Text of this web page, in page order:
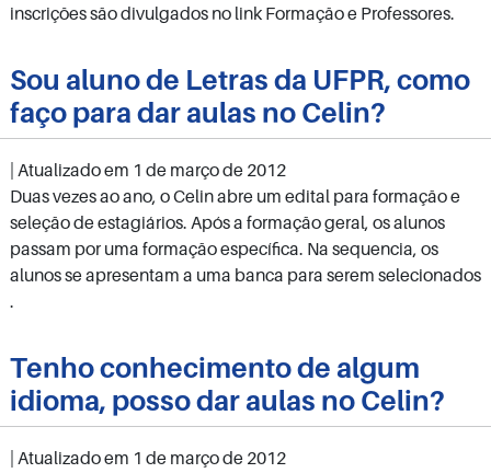
inscrições são divulgados no link Formação e Professores.
Sou aluno de Letras da UFPR, como
faço para dar aulas no Celin?
| Atualizado em 1 de março de 2012
Duas vezes ao ano, o Celin abre um edital para formação e
seleção de estagiários. Após a formação geral, os alunos
passam por uma formação específica. Na sequencia, os
alunos se apresentam a uma banca para serem selecionados
.
Tenho conhecimento de algum
idioma, posso dar aulas no Celin?
| Atualizado em 1 de março de 2012